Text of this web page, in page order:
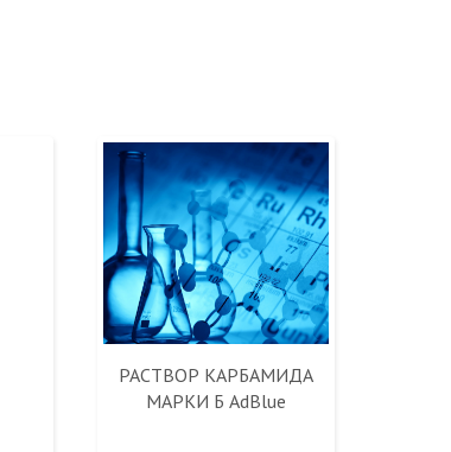
РАСТВОР КАРБАМИДА
МАРКИ Б AdBlue